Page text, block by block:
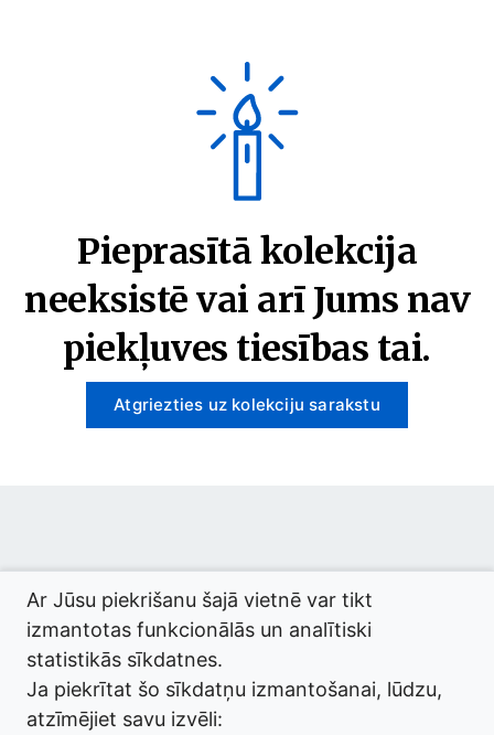
Pieprasītā kolekcija
neeksistē vai arī Jums nav
piekļuves tiesības tai.
Atgriezties uz kolekciju sarakstu
© 2026 termini.gov.lv. Izstrādātājs:Tilde.
Ar Jūsu piekrišanu šajā vietnē var tikt
izmantotas funkcionālās un analītiski
statistikās sīkdatnes.
Ja piekrītat šo sīkdatņu izmantošanai, lūdzu,
atzīmējiet savu izvēli: